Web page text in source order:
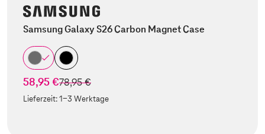
Samsung Galaxy S26 Carbon Magnet Case
58,95 €statt
78,95 €
Lieferzeit:1-3 Werktage